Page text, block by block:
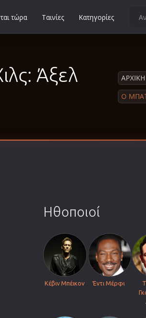
τώρα Ταινίες Κατηγορίες
Άξελ
ΑΡΧΙΚΗ
Ο
Ηθοποιοί
Κέβιν Μπέικον Έντι Μέρφι